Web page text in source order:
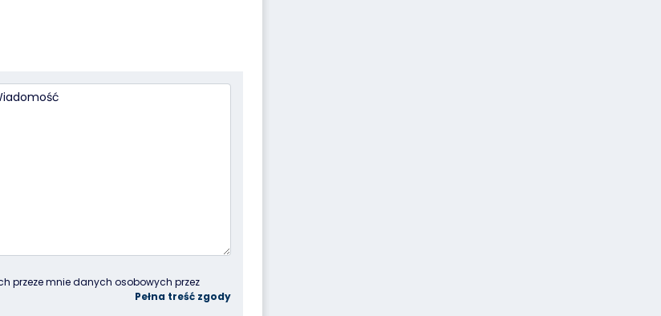
przeze mnie danych osobowych przez
ul. Lipowej 2, 55-300 Komorniki, w celu